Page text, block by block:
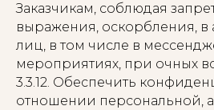
Заказчикам, соблюдая
выражения, оскорбления, в
лиц, в том числе в
мероприятиях, при очных
3.3.12. Обеспечить
отношении персональной,